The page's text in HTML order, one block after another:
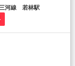
三河線 若林駅